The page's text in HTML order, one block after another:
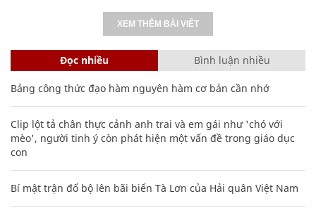
XEM THÊM BÀI VIẾT
Đọc nhiều Bình luận nhiều
Bảng công thức đạo hàm nguyên hàm cơ bản cần nhớ
Clip lột tả chân thực cảnh anh trai và em gái như 'chó với
mèo', người tinh ý còn phát hiện một vấn đề trong giáo dục
con
Bí mật trận đổ bộ lên bãi biển Tà Lơn của Hải quân Việt Nam